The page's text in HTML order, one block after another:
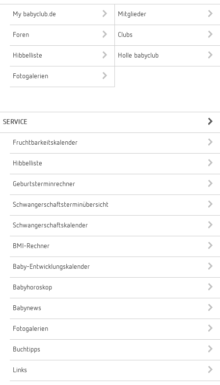
My babyclub.de Mitglieder
Foren Clubs
Hibbelliste Holle babyclub
Fotogalerien
SERVICE
Fruchtbarkeitskalender
Hibbelliste
Geburtsterminrechner
Schwangerschaftsterminübersicht
Schwangerschaftskalender
BMI-Rechner
Baby-Entwicklungskalender
Babyhoroskop
Babynews
Fotogalerien
Buchtipps
Links